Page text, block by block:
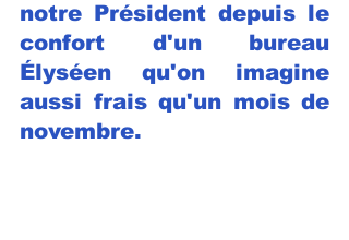
notre Président depuis le
confort d'un bureau
Élyséen qu'on imagine
aussi frais qu'un mois de
novembre.